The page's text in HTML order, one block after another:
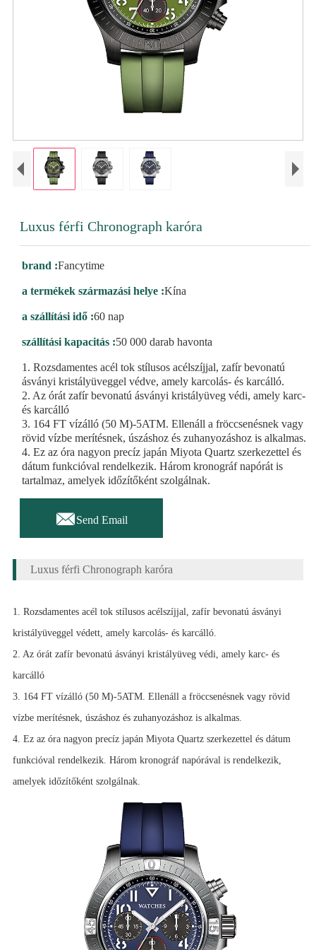
Luxus férfi Chronograph karóra
brand :Fancytime
a termékek származási helye :Kína
a szállítási idő :60 nap
szállítási kapacitás :50 000 darab havonta
1. Rozsdamentes acél tok stílusos acélszíjjal, zafír bevonatú
ásványi kristályüveggel védve, amely karcolás- és karcálló.
2. Az órát zafír bevonatú ásványi kristályüveg védi, amely karc-
és karcálló
3. 164 FT vízálló (50 M)-5ATM. Ellenáll a fröccsenésnek vagy
rövid vízbe merítésnek, úszáshoz és zuhanyozáshoz is alkalmas.
4. Ez az óra nagyon precíz japán Miyota Quartz szerkezettel és
dátum funkcióval rendelkezik. Három kronográf napórát is
tartalmaz, amelyek időzítőként szolgálnak.
Send Email
Luxus férfi Chronograph karóra
1. Rozsdamentes acél tok stílusos acélszíjjal, zafír bevonatú ásványi
kristályüveggel védett, amely karcolás- és karcálló.
2. Az órát zafír bevonatú ásványi kristályüveg védi, amely karc- és
karcálló
3. 164 FT vízálló (50 M)-5ATM. Ellenáll a fröccsenésnek vagy rövid
vízbe merítésnek, úszáshoz és zuhanyozáshoz is alkalmas.
4. Ez az óra nagyon precíz japán Miyota Quartz szerkezettel és dátum
funkcióval rendelkezik. Három kronográf napórával is rendelkezik,
amelyek időzítőként szolgálnak.